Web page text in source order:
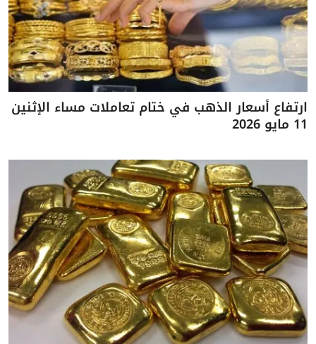
ارتفاع أسعار الذهب في ختام تعاملات مساء الإثنين
11 مايو 2026